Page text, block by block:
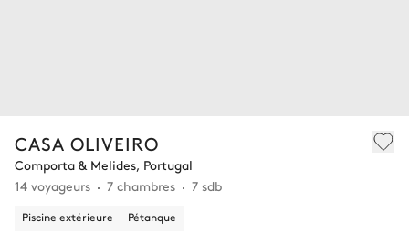
CASA OLIVEIRO
Comporta & Melides, Portugal
14 voyageurs
7 chambres 7 sdb
Piscine extérieure Pétanque